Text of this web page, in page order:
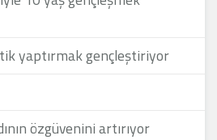
yaptırmak gençleştiriyor
özgüvenini artırıyor